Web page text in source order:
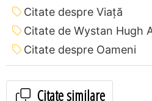
Citate despre Viață
Citate de Wystan Hugh
Citate despre Oameni
Citate similare